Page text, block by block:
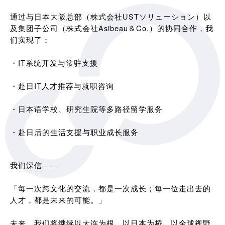
通过与日本大阪总部（株式会社USTソリューション）以
及集团子公司（株式会社Asibeau＆Co.）的协同合作，我
们实现了：
・IT系统开发与常驻支援
・赴日IT人才推荐与就职咨询
・日本语学校、研究生院等多路径留学服务
・赴日后的生活支援与职业成长服务
我们深信——
「每一次跨文化的交流，都是一次成长；每一位走出去的
人才，都是未来的可能。」
未来，我们将继续以大连为根，以日本为桥，以全球视野